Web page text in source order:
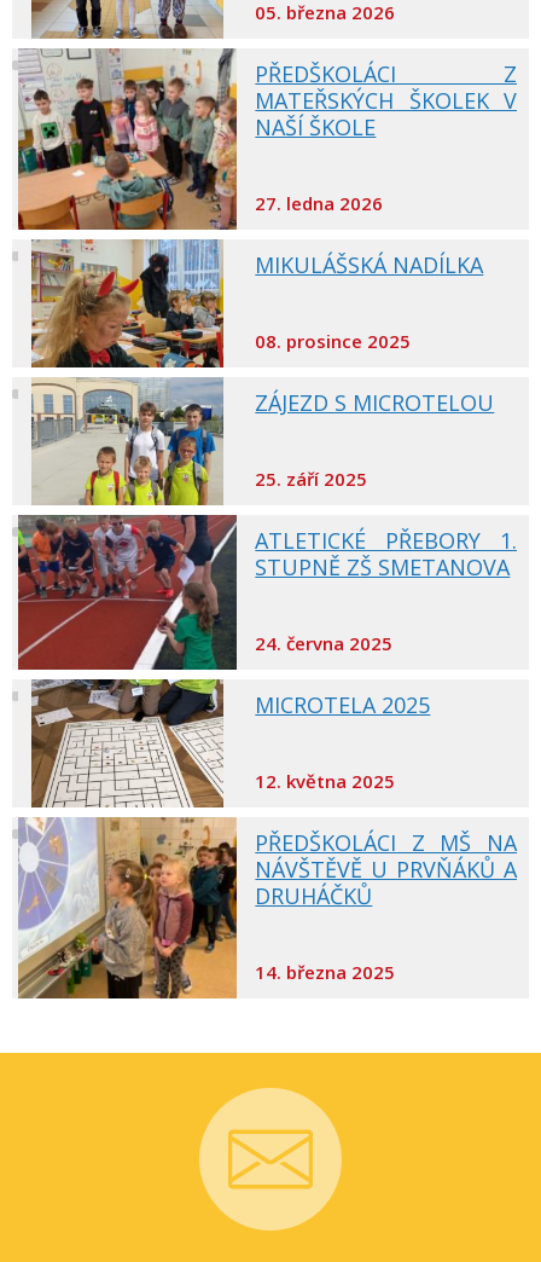
05. března 2026
PŘEDŠKOLÁCI Z
MATEŘSKÝCH ŠKOLEK V
NAŠÍ ŠKOLE
27. ledna 2026
MIKULÁŠSKÁ NADÍLKA
08. prosince 2025
ZÁJEZD S MICROTELOU
25. září 2025
ATLETICKÉ PŘEBORY 1.
STUPNĚ ZŠ SMETANOVA
24. června 2025
MICROTELA 2025
12. května 2025
PŘEDŠKOLÁCI Z MŠ NA
NÁVŠTĚVĚ U PRVŇÁKŮ A
DRUHÁČKŮ
14. března 2025